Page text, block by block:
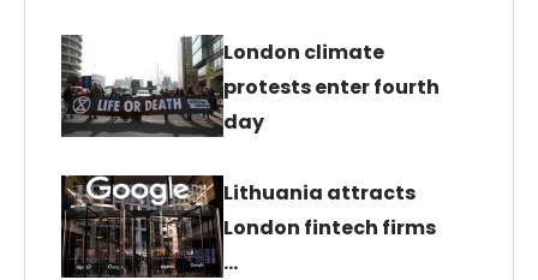
London climate
protests enter fourth
day
Lithuania attracts
London fintech firms
…